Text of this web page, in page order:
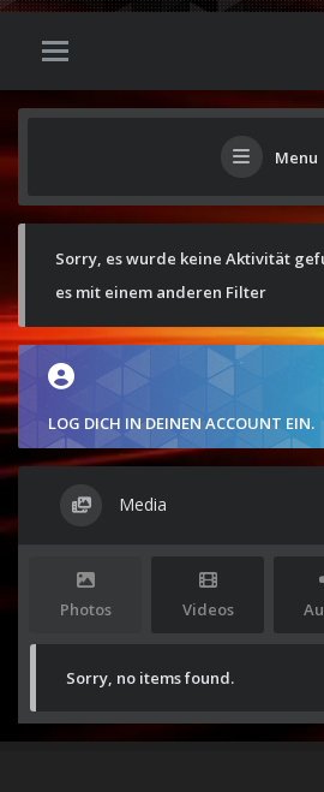
Menu
Sorry, es wurde keine Aktivität
es mit einem anderen Filter
LOG DICH IN DEINEN ACCOUNT EIN.
Media
Photos Videos
Sorry, no items found.